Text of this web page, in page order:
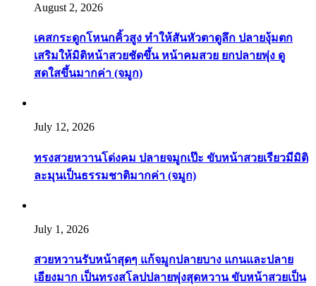
August 2, 2026
เคสกระดูกโหนกคิ้วสูง ทำให้สันหัวตาดูลึก ปลายงุ้มตก
เสริมให้มิติหน้าสวยชัดขึ้น หน้าคมสวย ยกปลายพุ่ง ดู
สดใสขึ้นมากค่า (จมูก)
July 12, 2026
ทรงสวยหวานโด่งคม ปลายจมูกเป๊ะ ขับหน้าสวยเรียวมีมิติ
ละมุนเป็นธรรมชาติมากค่า (จมูก)
July 1, 2026
สวยหวานรับหน้าสุดๆ แก้จมูกปลายบาง แกนและปลาย
เอียงมาก เป็นทรงสโลปปลายพุ่งสุดหวาน ขับหน้าสวยเป็น